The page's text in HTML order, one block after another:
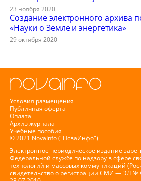
23 ноября 2020
Создание электронного архива
«Науки о Земле и энергетика»
29 октября 2020
Условия размещения
Публичная оферта
Оплата
Архив журнала
Учебные пособия
© 2021 NovaInfo ("НоваИнфо")
Электронное периодическое издание
Федеральной службе по надзору в сфере
технологий и массовых коммуникаций
свидетельство о регистрации СМИ — ЭЛ №